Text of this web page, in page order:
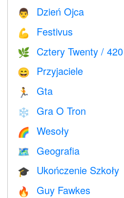
👨 Dzień Ojca
💪 Festivus
🌿 Cztery Twenty / 420
😄 Przyjaciele
🏃 Gta
❄️ Gra O Tron
🌈 Wesoły
🗺 Geografia
🎓 Ukończenie Szkoły
🔥 Guy Fawkes